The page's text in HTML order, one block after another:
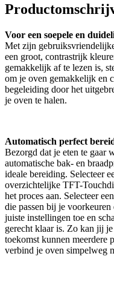
Voor een soepele en
Met zijn
een groot, contrastrijk
gemakkelijk af te lezen is,
om je oven gemakkelijk en
begeleiding door het
je oven te halen.
Automatisch perfect
Bezorgd dat je eten te gaar
automatische bak- en
ideale bereiding. Selecteer
overzichtelijke TFT-
het proces aan. Selecteer
die passen bij je
juiste instellingen toe en
gerecht klaar is. Zo kan jij
toekomst kunnen meerdere
verbind je oven simpelweg